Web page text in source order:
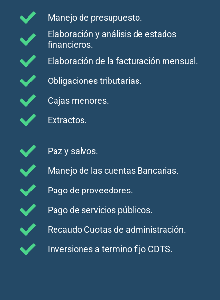
Manejo de presupuesto.
Elaboración y análisis de estados
financieros.
Elaboración de la facturación mensual.
Obligaciones tributarias.
Cajas menores.
Extractos.
Paz y salvos.
Manejo de las cuentas Bancarias.
Pago de proveedores.
Pago de servicios públicos.
Recaudo Cuotas de administración.
Inversiones a termino fijo CDTS.